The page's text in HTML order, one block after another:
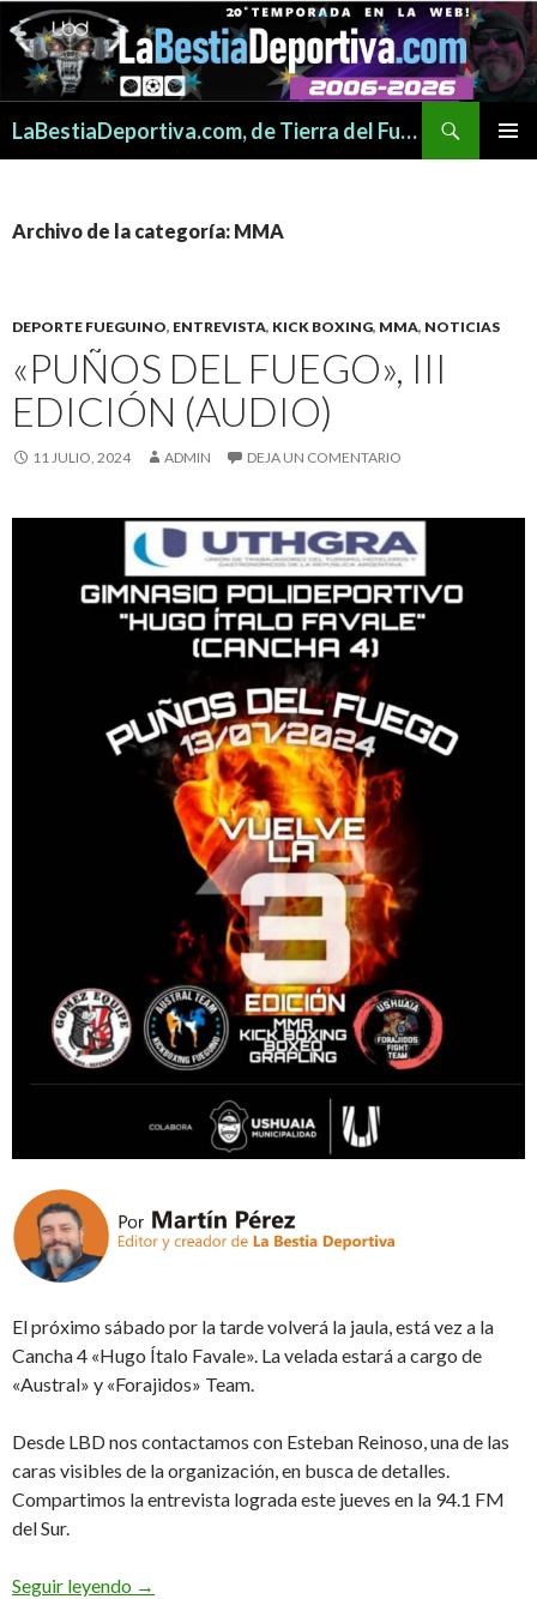
LaBestiaDeportiva.com, de Tierra del Fuego para todo el mundo
Archivo de la categoría: MMA
DEPORTE FUEGUINO, ENTREVISTA, KICK BOXING, MMA, NOTICIAS
«PUÑOS DEL FUEGO», III
EDICIÓN (AUDIO)
11 JULIO, 2024 ADMIN DEJA UN COMENTARIO
El próximo sábado por la tarde volverá la jaula, está vez a la
Cancha 4 «Hugo Ítalo Favale». La velada estará a cargo de
«Austral» y «Forajidos» Team.
Desde LBD nos contactamos con Esteban Reinoso, una de las
caras visibles de la organización, en busca de detalles.
Compartimos la entrevista lograda este jueves en la 94.1 FM
del Sur.
Seguir leyendo «Puños del Fuego», III Edición (Audio)
→